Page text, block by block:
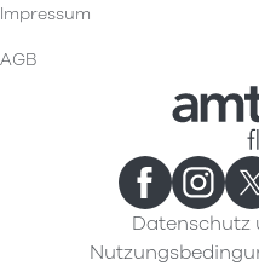
Impressum
AGB
Datenschutz